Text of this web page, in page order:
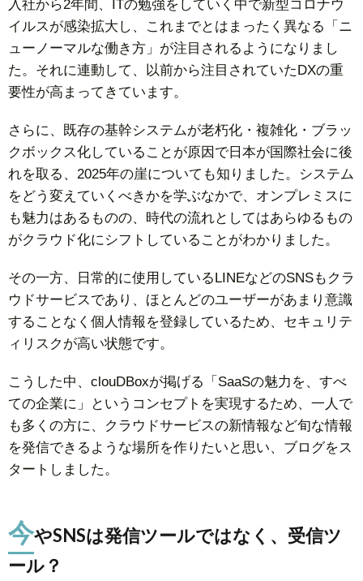
入社から2年間、ITの勉強をしていく中で新型コロナウ
イルスが感染拡大し、これまでとはまったく異なる「ニ
ューノーマルな働き方」が注目されるようになりまし
た。それに連動して、以前から注目されていたDXの重
要性が高まってきています。
さらに、既存の基幹システムが老朽化・複雑化・ブラッ
クボックス化していることが原因で日本が国際社会に後
れを取る、2025年の崖についても知りました。システム
をどう変えていくべきかを学ぶなかで、オンプレミスに
も魅力はあるものの、時代の流れとしてはあらゆるもの
がクラウド化にシフトしていることがわかりました。
その一方、日常的に使用しているLINEなどのSNSもクラ
ウドサービスであり、ほとんどのユーザーがあまり意識
することなく個人情報を登録しているため、セキュリテ
ィリスクが高い状態です。
こうした中、clouDBoxが掲げる「SaaSの魅力を、すべ
ての企業に」というコンセプトを実現するため、一人で
も多くの方に、クラウドサービスの新情報など旬な情報
を発信できるような場所を作りたいと思い、ブログをス
タートしました。
今やSNSは発信ツールではなく、受信ツ
ール？